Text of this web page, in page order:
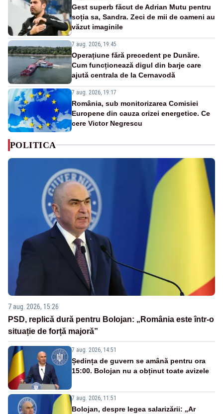
Gest superb făcut de Adrian Mutu pentru
soția sa, Sandra. Zeci de mii de oameni au
văzut imaginile
7 aug. 2026, 19:45
Operațiune fără precedent pe Dunăre.
Cum funcționează digul din barje care
ajută centrala de la Cernavodă
7 aug. 2026, 19:17
România, sub monitorizarea Comisiei
Europene din cauza crizei energetice. Ce
cere Victor Negrescu
POLITICA
7 aug. 2026, 15:26
PSD, replică dură pentru Bolojan: „România este într-o
situație de forță majoră”
7 aug. 2026, 14:51
Ședința de guvern se amână pentru ora
15:00. Bolojan nu a obținut toate avizele
7 aug. 2026, 11:51
Bolojan, despre legea salarizării: „Ar